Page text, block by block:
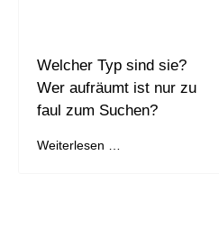
Welcher Typ sind sie?
Wer aufräumt ist nur zu
faul zum Suchen?
Weiterlesen …